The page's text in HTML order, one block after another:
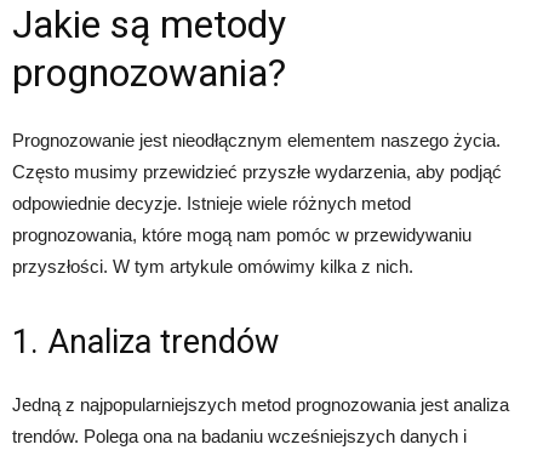
Jakie są metody
prognozowania?
Prognozowanie jest nieodłącznym elementem naszego życia.
Często musimy przewidzieć przyszłe wydarzenia, aby podjąć
odpowiednie decyzje. Istnieje wiele różnych metod
prognozowania, które mogą nam pomóc w przewidywaniu
przyszłości. W tym artykule omówimy kilka z nich.
1. Analiza trendów
Jedną z najpopularniejszych metod prognozowania jest analiza
trendów. Polega ona na badaniu wcześniejszych danych i